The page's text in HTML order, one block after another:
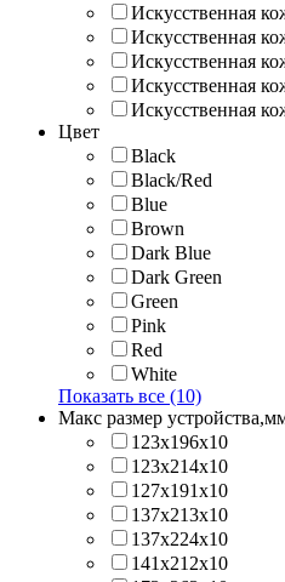
Искусственная
Искусственная
Искусственная
Искусственная
Искусственная
Цвет
Black
Black/Red
Blue
Brown
Dark Blue
Dark Green
Green
Pink
Red
White
Показать все (10)
Макс размер
123х196х10
123х214x10
127х191х10
137х213х10
137х224x10
141х212х10